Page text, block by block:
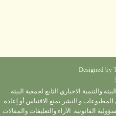
Designed by
والتنمية الاخباري التابع لجمعية البيئة
و النشر يمنع الاقتباس أو إعادة
القانونية. الآراء والتعليقات والمقالات